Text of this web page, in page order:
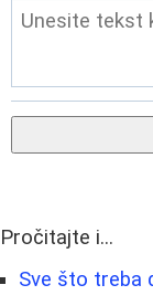
Pročitajte i...
Sve što treba